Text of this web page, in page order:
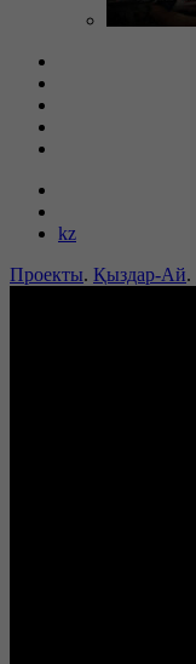
kz
Проекты. Қыздар-Ай.